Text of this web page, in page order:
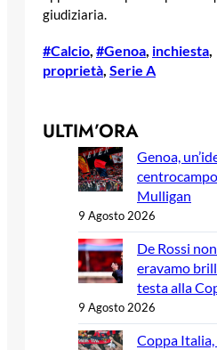
giudiziaria.
#Calcio, #Genoa, inchiesta
proprietà, Serie A
ULTIM’ORA
Genoa,
Mulligan
9 Agosto 2026
De Rossi
eravamo
testa alla
9 Agosto 2026
Coppa Italia,